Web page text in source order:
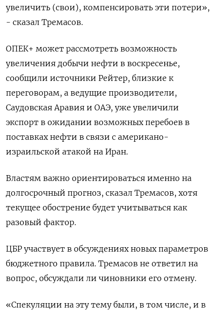
увеличить (свои), компенсировать эти потери»,
- сказал Тремасов.
ОПЕК+ может рассмотреть возможность
увеличения добычи нефти в воскресенье,
сообщили источники Рейтер, ​близкие к
переговорам, а ведущие производители,
Саудовская Аравия и ОАЭ, уже увеличили
экспорт в ожидании возможных перебоев в
поставках нефти в связи с американо-
израильской атакой на Иран.
Властям важно ориентироваться именно на
долгосрочный прогноз, сказал Тремасов, хотя
текущее обострение будет учитываться как
разовый фактор.
ЦБР участвует в обсуждениях новых параметров
бюджетного правила. Тремасов не ответил на
вопрос, обсуждали ли чиновники его отмену.
«Спекуляции на эту тему были, в том числе, и в